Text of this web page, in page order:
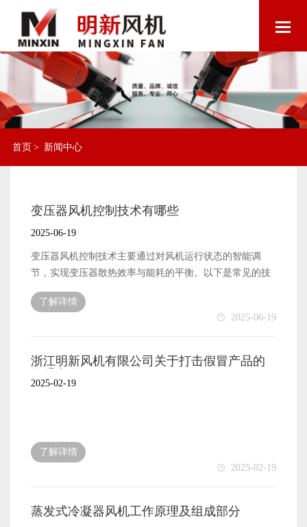
首页 > 新闻中心
变压器风机控制技术有哪些
2025-06-19
变压器风机控制技术主要通过对风机运行状态的智能调
节，实现变压器散热效率与能耗的平衡。以下是常见的技
术分类及特点： 1.温度控制技术 原理：通过温度
传感器（如PT100）实时监测变压器油温或绕组温度，设
定阈值自动启停风机。 特点： 简单可靠：常用机
度阈值（如55℃启动1台风机，65℃全开）。 应用：
传统油浸式变压器（如配电变压器）。 2.变频调速控
制 原理：采用变频器调整风机电机转速，根据温度变
（如110kV以上干式变压器）。 3.智能控制系统
技术组成： PLC/DSP控制：集成温度、负载电流、环
史数据预测温升趋势，提前启动风机（如模糊PID控
制）。 特点： 自适应性强：可结合变压器负载率
了解详情
2025-06-19
浙江明新风机有限公司关于打击假冒产品的
2025-02-19
了解详情
2025-02-19
蒸发式冷凝器风机工作原理及组成部分